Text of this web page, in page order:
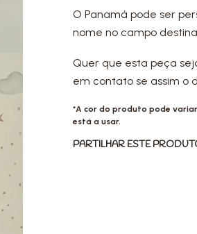
O Panamá pode ser
nome no campo
Quer que esta peça
em contato se assim o
*A cor do produto pode
está a usar.
PARTILHAR ESTE